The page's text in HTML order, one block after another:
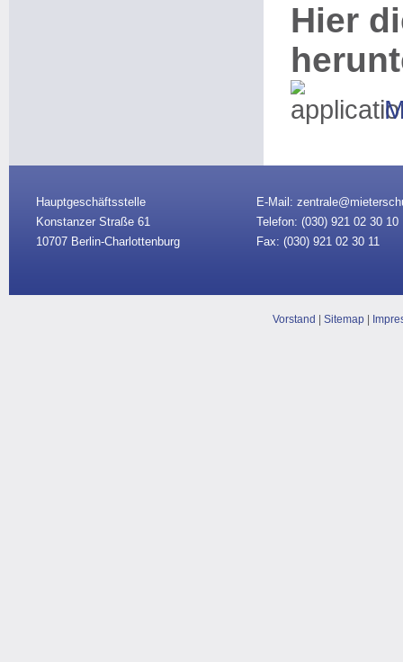
Hier
Hauptgeschäftsstelle
Konstanzer Straße 61
10707 Berlin-Charlottenburg
E-Mail:
Telefon: (030) 921 02 30 10
Fax: (030) 921 02 30 11
Vorstand Sitemap|